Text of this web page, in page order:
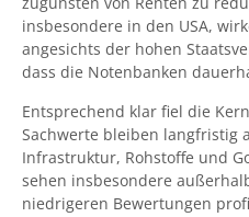
insbesondere in den USA,
angesichts der hohen
dass die Notenbanken
Entsprechend klar fiel die
Sachwerte bleiben langfristig
Infrastruktur, Rohstoffe und
sehen insbesondere
niedrigeren Bewertungen